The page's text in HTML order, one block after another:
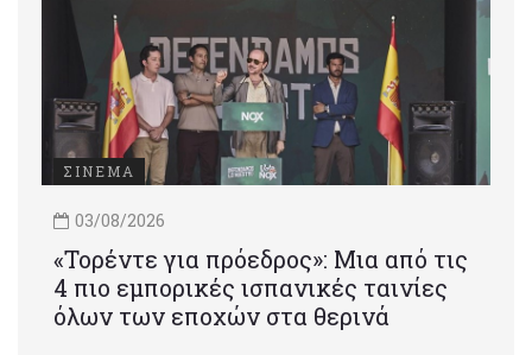
ΣΙΝΕΜΑ
03/08/2026
«Τορέντε για πρόεδρος»: Mια από τις
4 πιο εμπορικές ισπανικές ταινίες
όλων των εποχών στα θερινά